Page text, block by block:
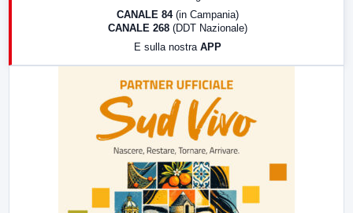
CANALE 84 (in Campania)
CANALE 268 (DDT Nazionale)
E sulla nostra APP